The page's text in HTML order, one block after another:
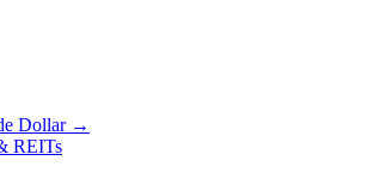
Dollar →
REITs